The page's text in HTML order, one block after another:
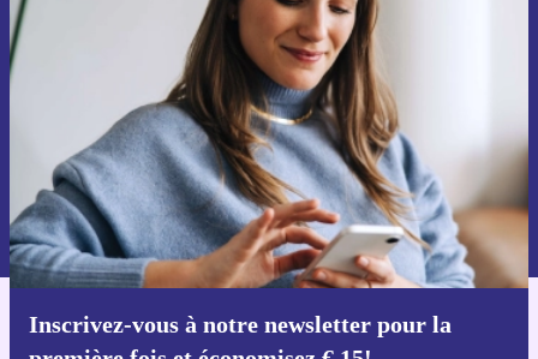
Inscrivez-vous à notre newsletter pour la
la première fois et économisez 15 € !
Ne manquez plus aucune offre.
Voucher aanvragen
Retrouvez les informations sur l'utilisation des données personnelles
dans notre
politique de confidentialité.
Téléchargez l'application refurbed